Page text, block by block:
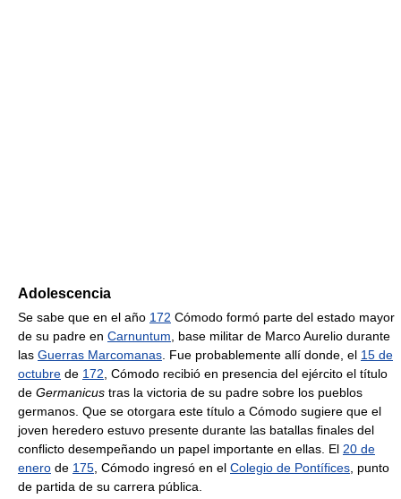
Adolescencia
Se sabe que en el año 172 Cómodo formó parte del estado mayor
de su padre en Carnuntum , base militar de Marco Aurelio durante
las Guerras Marcomanas . Fue probablemente allí donde, el 15 de
octubre de 172 , Cómodo recibió en presencia del ejército el título
de Germanicus tras la victoria de su padre sobre los pueblos
germanos. Que se otorgara este título a Cómodo sugiere que el
joven heredero estuvo presente durante las batallas finales del
conflicto desempeñando un papel importante en ellas. El 20 de
enero de 175 , Cómodo ingresó en el Colegio de Pontífices , punto
de partida de su carrera pública.